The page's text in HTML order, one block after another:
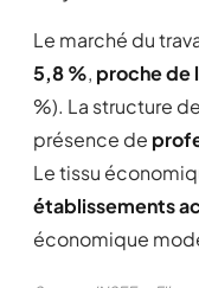
Le marché du
5,8 %, proche de
%). La structure
présence de
Le tissu
établissements
économique